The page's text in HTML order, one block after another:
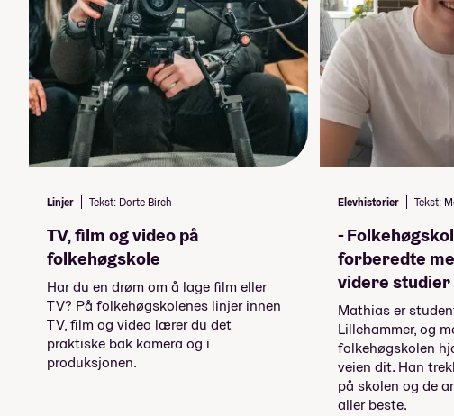
Linjer Tekst: Dorte Birch
TV, film og video på
folkehøgskole
Har du en drøm om å lage film eller
TV? På folkehøgskolenes linjer innen
TV, film og video lærer du det
praktiske bak kamera og i
produksjonen.
Elevhistorier Tekst:
-
forberedte
videre studier
Mathias er
Lillehammer, og
folkehøgskolen
veien dit. Han
på skolen og de
aller beste.